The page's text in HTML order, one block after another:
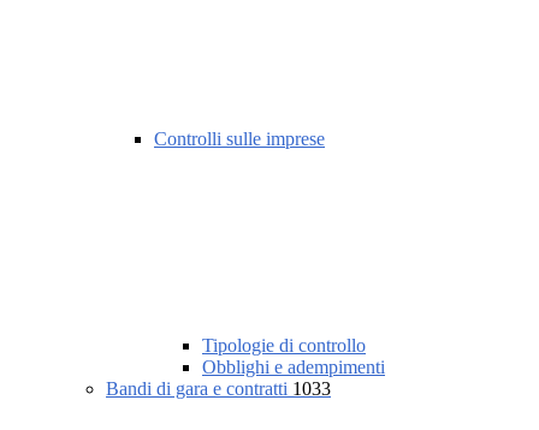
Controlli sulle imprese
Tipologie di controllo
Obblighi e adempimenti
Bandi di gara e contratti 1033